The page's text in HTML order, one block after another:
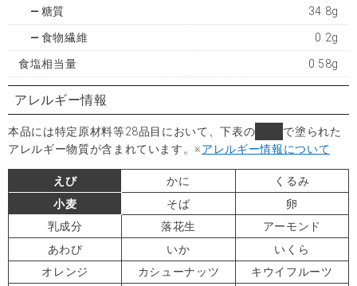
糖質 34.8g
食物繊維 0.2g
食塩相当量 0.58g
アレルギー情報
本品には特定原材料等28品目において、下表の
で塗られた
アレルギー物質が含まれています。※アレルギー情報について
えび かに
くるみ
小麦
そば
卵
乳成分
落花生
アーモンド
あわび
いか
いくら
オレンジ
カシューナッツ
キウイフルーツ